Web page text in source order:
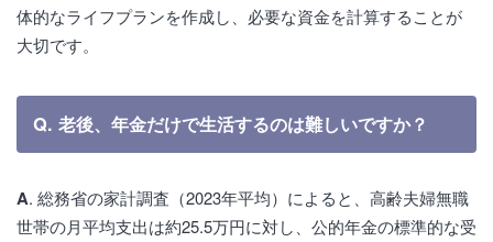
体的なライフプランを作成し、必要な資金を計算することが
大切です。
Q. 老後、年金だけで生活するのは難しいですか？
A. 総務省の家計調査（2023年平均）によると、高齢夫婦無職
世帯の月平均支出は約25.5万円に対し、公的年金の標準的な受